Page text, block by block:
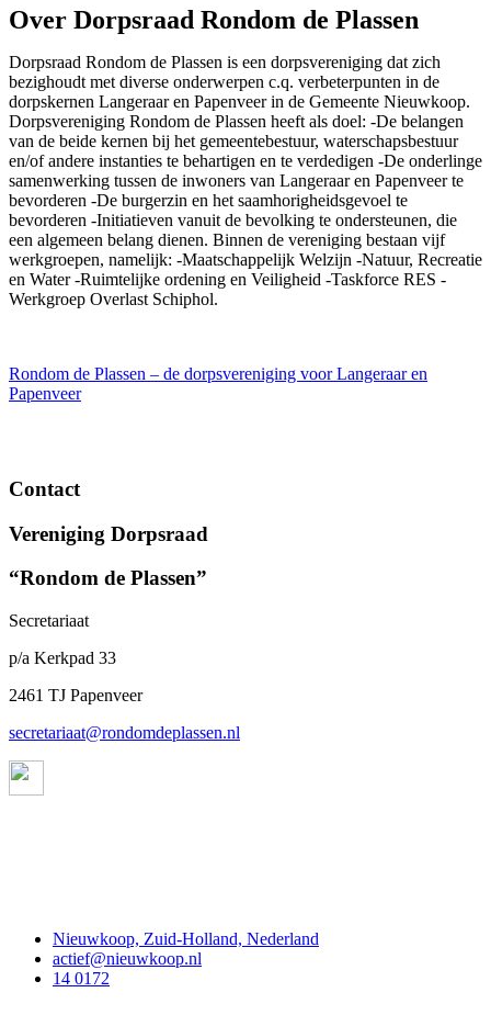
Over Dorpsraad Rondom de Plassen
Dorpsraad Rondom de Plassen is een dorpsvereniging dat zich
bezighoudt met diverse onderwerpen c.q. verbeterpunten in de
dorpskernen Langeraar en Papenveer in de Gemeente Nieuwkoop.
Dorpsvereniging Rondom de Plassen heeft als doel: -De belangen
van de beide kernen bij het gemeentebestuur, waterschapsbestuur
en/of andere instanties te behartigen en te verdedigen -De onderlinge
samenwerking tussen de inwoners van Langeraar en Papenveer te
bevorderen -De burgerzin en het saamhorigheidsgevoel te
bevorderen -Initiatieven vanuit de bevolking te ondersteunen, die
een algemeen belang dienen. Binnen de vereniging bestaan vijf
werkgroepen, namelijk: -Maatschappelijk Welzijn -Natuur, Recreatie
en Water -Ruimtelijke ordening en Veiligheid -Taskforce RES -
Werkgroep Overlast Schiphol.
Rondom de Plassen – de dorpsvereniging voor Langeraar en
Papenveer
Contact
Vereniging Dorpsraad
“Rondom de Plassen”
Secretariaat
p/a Kerkpad 33
2461 TJ Papenveer
secretariaat@rondomdeplassen.nl
Nieuwkoop, Zuid-Holland, Nederland
actief@nieuwkoop.nl
14 0172